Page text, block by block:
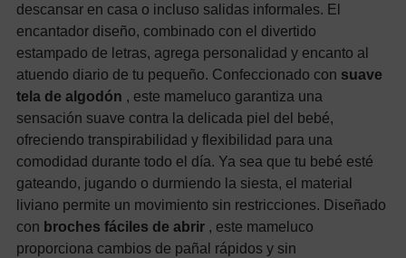
descansar en casa o incluso salidas informales. El
encantador diseño, combinado con el divertido
estampado de letras, agrega personalidad y encanto al
atuendo diario de tu pequeño. Confeccionado con suave
tela de algodón , este mameluco garantiza una
sensación suave contra la delicada piel del bebé,
ofreciendo transpirabilidad y flexibilidad para una
comodidad durante todo el día. Ya sea que tu bebé esté
gateando, jugando o durmiendo la siesta, el material
liviano permite un movimiento sin restricciones. Diseñado
con broches fáciles de abrir , este mameluco
proporciona cambios de pañal rápidos y sin